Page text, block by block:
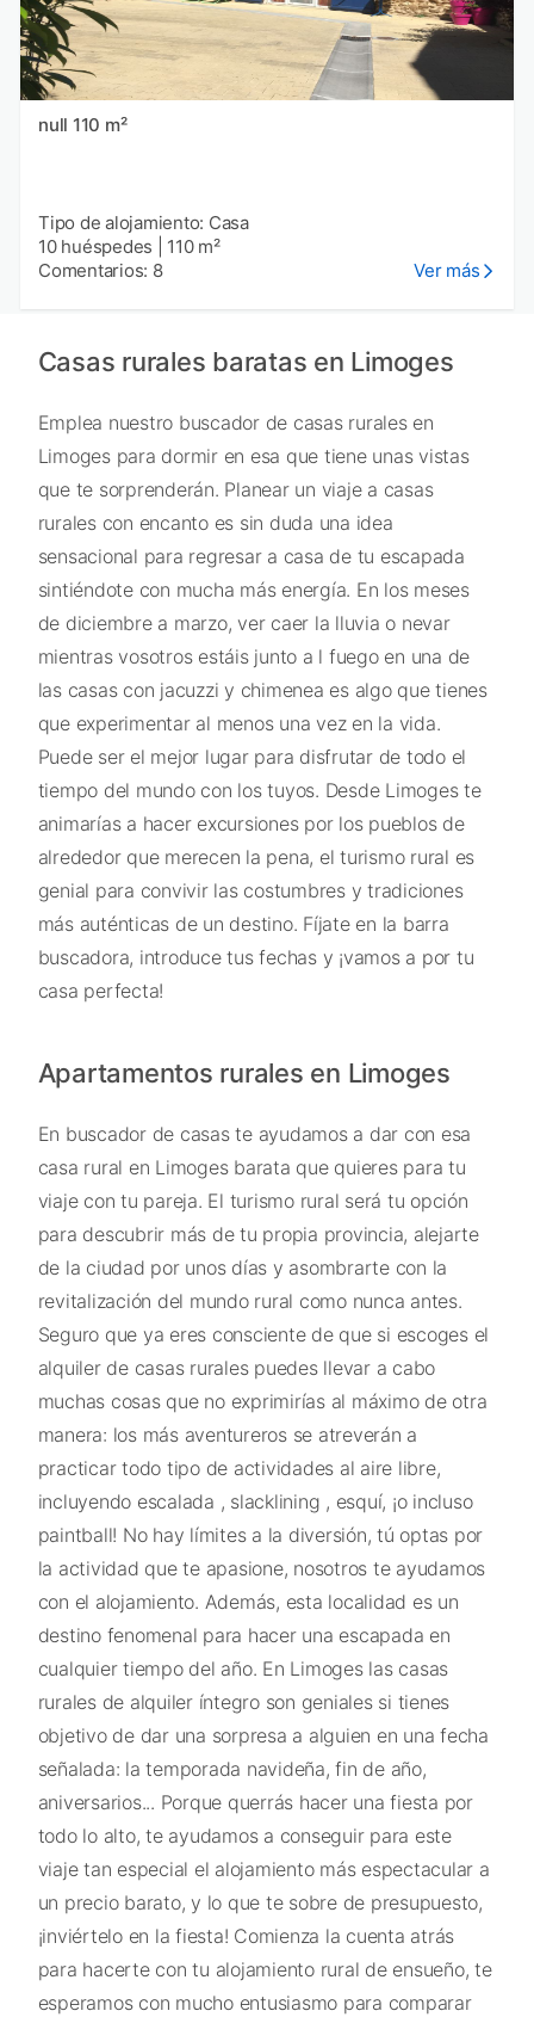
null 110 m²
Tipo de alojamiento: Casa
10 huéspedes
110 m²
Comentarios: 8
Ver más
Casas rurales baratas en Limoges
Emplea nuestro buscador de casas rurales en
Limoges para dormir en esa que tiene unas vistas
que te sorprenderán. Planear un viaje a casas
rurales con encanto es sin duda una idea
sensacional para regresar a casa de tu escapada
sintiéndote con mucha más energía. En los meses
de diciembre a marzo, ver caer la lluvia o nevar
mientras vosotros estáis junto a l fuego en una de
las casas con jacuzzi y chimenea es algo que tienes
que experimentar al menos una vez en la vida.
Puede ser el mejor lugar para disfrutar de todo el
tiempo del mundo con los tuyos. Desde Limoges te
animarías a hacer excursiones por los pueblos de
alrededor que merecen la pena, el turismo rural es
genial para convivir las costumbres y tradiciones
más auténticas de un destino. Fíjate en la barra
buscadora, introduce tus fechas y ¡vamos a por tu
casa perfecta!
Apartamentos rurales en Limoges
En buscador de casas te ayudamos a dar con esa
casa rural en Limoges barata que quieres para tu
viaje con tu pareja. El turismo rural será tu opción
para descubrir más de tu propia provincia, alejarte
de la ciudad por unos días y asombrarte con la
revitalización del mundo rural como nunca antes.
Seguro que ya eres consciente de que si escoges el
alquiler de casas rurales puedes llevar a cabo
muchas cosas que no exprimirías al máximo de otra
manera: los más aventureros se atreverán a
practicar todo tipo de actividades al aire libre,
incluyendo escalada , slacklining , esquí, ¡o incluso
paintball! No hay límites a la diversión, tú optas por
la actividad que te apasione, nosotros te ayudamos
con el alojamiento. Además, esta localidad es un
destino fenomenal para hacer una escapada en
cualquier tiempo del año. En Limoges las casas
rurales de alquiler íntegro son geniales si tienes
objetivo de dar una sorpresa a alguien en una fecha
señalada: la temporada navideña, fin de año,
aniversarios... Porque querrás hacer una fiesta por
todo lo alto, te ayudamos a conseguir para este
viaje tan especial el alojamiento más espectacular a
un precio barato, y lo que te sobre de presupuesto,
¡inviértelo en la fiesta! Comienza la cuenta atrás
para hacerte con tu alojamiento rural de ensueño, te
esperamos con mucho entusiasmo para comparar